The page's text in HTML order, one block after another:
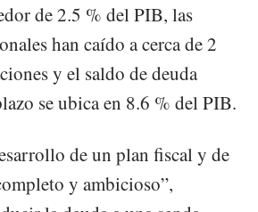
de 2.5 % del PIB, las
han caído a cerca de 2
y el saldo de deuda
se ubica en 8.6 % del PIB.
de un plan fiscal y de
y ambicioso”,